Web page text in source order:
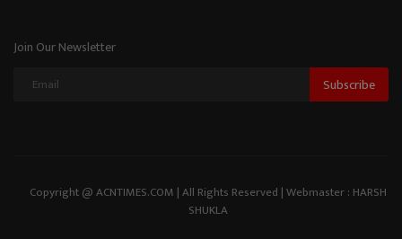
Join Our Newsletter
Subscribe
Copyright @ ACNTIMES.COM | All Rights Reserved | Webmaster : HARSH
SHUKLA